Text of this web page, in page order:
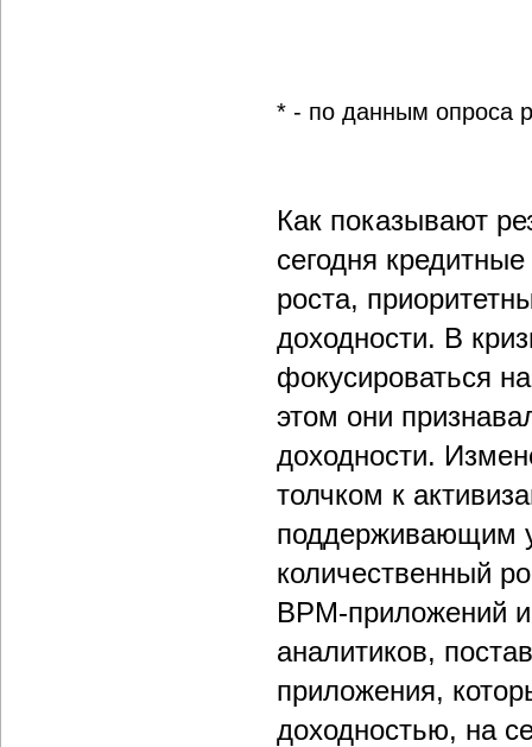
* - по данным опроса
Как показывают
сегодня
роста,
доходности. В
фокусироваться
этом они
доходности.
толчком к
поддерживающим
количественный
BPM-приложений
аналитиков,
приложения,
доходностью, на